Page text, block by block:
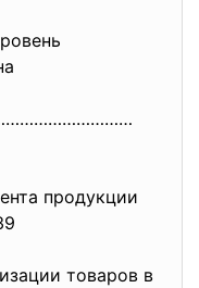
продукции
товаров в